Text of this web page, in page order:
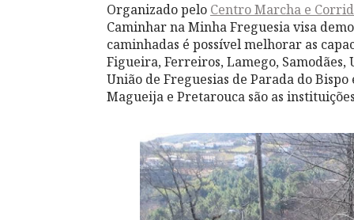
Organizado pelo Centro Marcha e
Caminhar na Minha Freguesia visa
caminhadas é possível melhorar as
Figueira, Ferreiros, Lamego, Samodães,
União de Freguesias de Parada do
Magueija e Pretarouca são as